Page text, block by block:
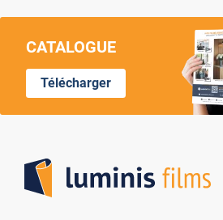
CATALOGUE
Télécharger